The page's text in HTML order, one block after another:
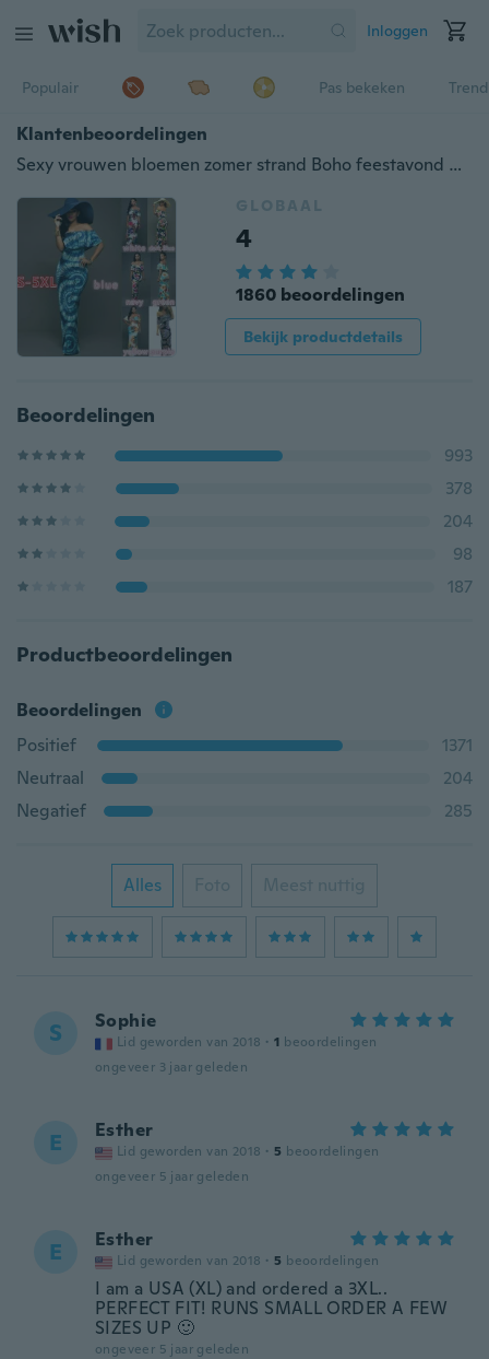
Inloggen
Populair Pas bekeken
Klantenbeoordelingen
Sexy vrouwen bloemen zomer strand Boho feestavond maxi lange jurk
GLOBAAL
4
1860 beoordelingen
Bekijk productdetails
Beoordelingen
993
378
204
98
187
Productbeoordelingen
Beoordelingen
Positief
1371
Neutraal
204
Negatief
285
Alles Foto Meest nuttig
S Sophie
Lid geworden van 2018 · 1 beoordelingen
ongeveer 3 jaar geleden
E Esther
Lid geworden van 2018 · 5 beoordelingen
ongeveer 5 jaar geleden
E Esther
Lid geworden van 2018 · 5 beoordelingen
I am a USA (XL) and ordered a 3XL..
PERFECT FIT! RUNS SMALL ORDER A FEW
SIZES UP 🙂
ongeveer 5 jaar geleden